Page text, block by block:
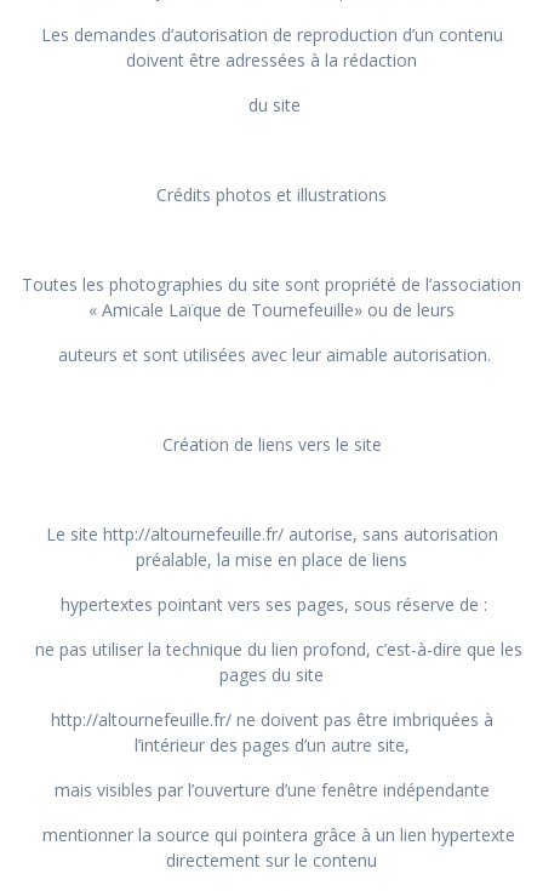
Les demandes d’autorisation de reproduction d’un contenu
doivent être adressées à la rédaction
du site
Crédits photos et illustrations
Toutes les photographies du site sont propriété de l’association
« Amicale Laïque de Tournefeuille» ou de leurs
auteurs et sont utilisées avec leur aimable autorisation.
Création de liens vers le site
Le site http://altournefeuille.fr/ autorise, sans autorisation
préalable, la mise en place de liens
hypertextes pointant vers ses pages, sous réserve de :
ne pas utiliser la technique du lien profond, c’est-à-dire que les
pages du site
http://altournefeuille.fr/ ne doivent pas être imbriquées à
l’intérieur des pages d’un autre site,
mais visibles par l’ouverture d’une fenêtre indépendante
mentionner la source qui pointera grâce à un lien hypertexte
directement sur le contenu